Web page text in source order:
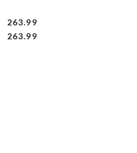
Cena:
263.99
Cena:
263.99